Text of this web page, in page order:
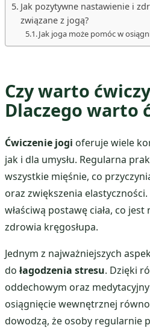
Jak pozytywne nastawienie i
związane z jogą?
Jak joga może pomóc w
Czy warto
Dlaczego warto
Ćwiczenie jogi oferuje wiele
jak i dla umysłu. Regularna
wszystkie mięśnie, co
oraz zwiększenia
właściwą postawę ciała, co
zdrowia kręgosłupa.
Jednym z najważniejszych
do łagodzenia stresu. Dzięki
oddechowym oraz
osiągnięcie wewnętrznej
dowodzą, że osoby regularnie